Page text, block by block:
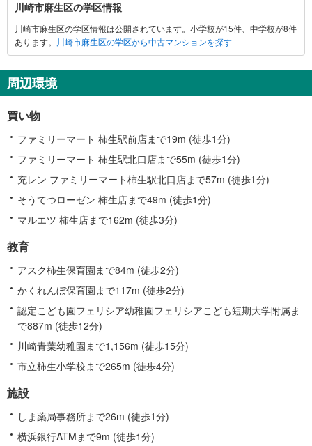
崎
市
麻
区
に
す
る
情
報
川崎市麻生区の学区情報
川崎市麻生区の学区情報は公開されています。小学校が15件、中学校が8件
あります。
川崎市麻生区の学区から中古マンションを探す
周辺環境
買い物
ファミリーマート 柿生駅前店まで19m (徒歩1分)
ファミリーマート 柿生駅北口店まで55m (徒歩1分)
充レン ファミリーマート柿生駅北口店まで57m (徒歩1分)
そうてつローゼン 柿生店まで49m (徒歩1分)
マルエツ 柿生店まで162m (徒歩3分)
教育
アスク柿生保育園まで84m (徒歩2分)
かくれんぼ保育園まで117m (徒歩2分)
認定こども園フェリシア幼稚園フェリシアこども短期大学附属ま
で887m (徒歩12分)
川崎青葉幼稚園まで1,156m (徒歩15分)
市立柿生小学校まで265m (徒歩4分)
施設
しま薬局事務所まで26m (徒歩1分)
横浜銀行ATMまで9m (徒歩1分)